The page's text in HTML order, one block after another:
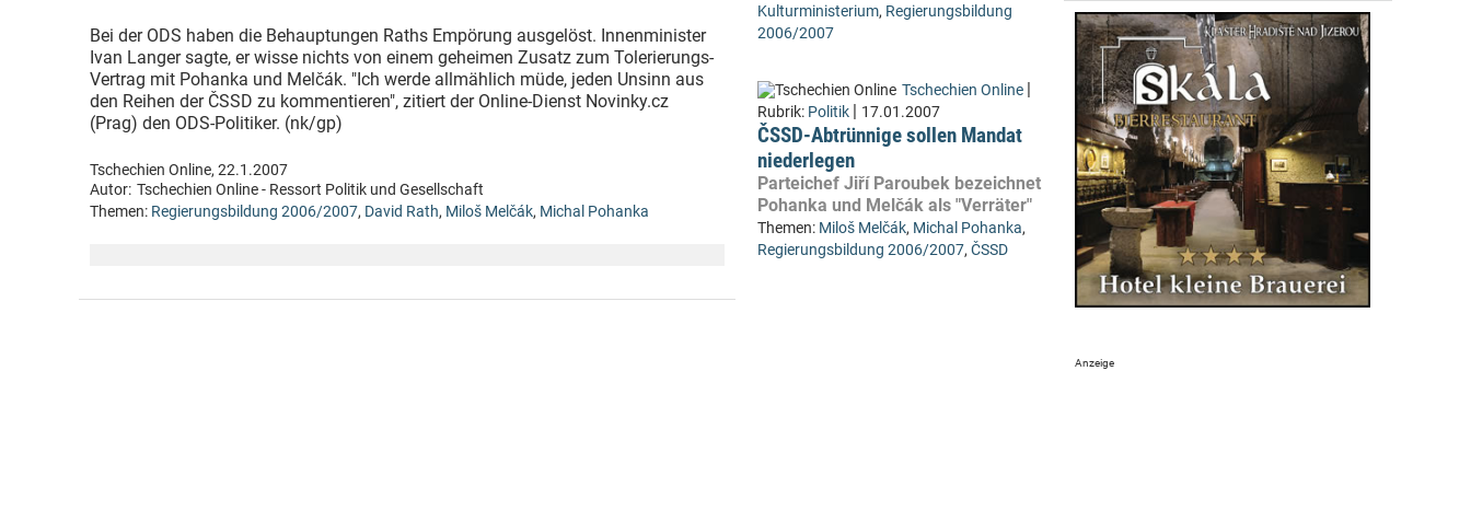
Bei der ODS haben die Behauptungen Raths Empörung ausgelöst. Innenminister
Ivan Langer sagte, er wisse nichts von einem geheimen Zusatz zum Tolerierungs-
Vertrag mit Pohanka und Melčák. "Ich werde allmählich müde, jeden Unsinn aus
den Reihen der ČSSD zu kommentieren", zitiert der Online-Dienst Novinky.cz
(Prag) den ODS-Politiker. (nk/gp)
Tschechien Online, 22.1.2007
Autor: Tschechien Online - Ressort Politik und Gesellschaft
Themen: Regierungsbildung 2006/2007, David Rath, Miloš Melčák, Michal Pohanka
Kulturministerium, Regierungsbildung
2006/2007
Tschechien Online |
Rubrik: Politik | 17.01.2007
ČSSD-Abtrünnige sollen Mandat
niederlegen
Parteichef Jiří Paroubek bezeichnet
Pohanka und Melčák als "Verräter"
Themen: Miloš Melčák, Michal Pohanka,
Regierungsbildung 2006/2007, ČSSD